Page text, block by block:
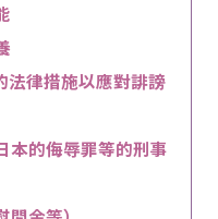
律措施以應對誹謗
本的侮辱罪等的刑事